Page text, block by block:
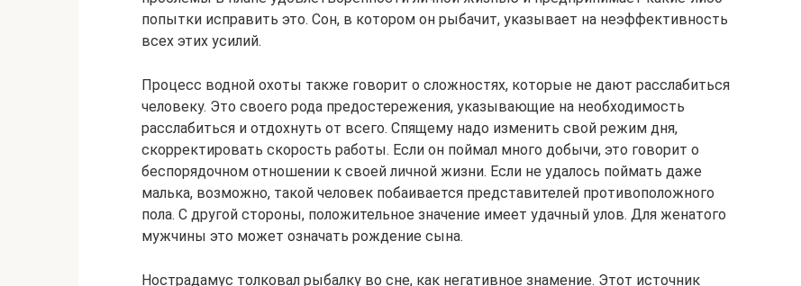
попытки исправить это. Сон, в котором он рыбачит, указывает на неэффективность
всех этих усилий.
Процесс водной охоты также говорит о сложностях, которые не дают расслабиться
человеку. Это своего рода предостережения, указывающие на необходимость
расслабиться и отдохнуть от всего. Спящему надо изменить свой режим дня,
скорректировать скорость работы. Если он поймал много добычи, это говорит о
беспорядочном отношении к своей личной жизни. Если не удалось поймать даже
малька, возможно, такой человек побаивается представителей противоположного
пола. С другой стороны, положительное значение имеет удачный улов. Для женатого
мужчины это может означать рождение сына.
Нострадамус толковал рыбалку во сне, как негативное знамение. Этот источник